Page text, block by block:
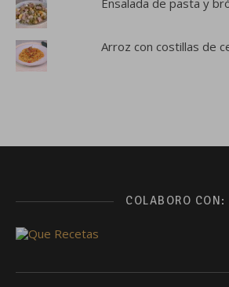
Ensalada de pasta y
Arroz con costillas de
COLABORO CON: